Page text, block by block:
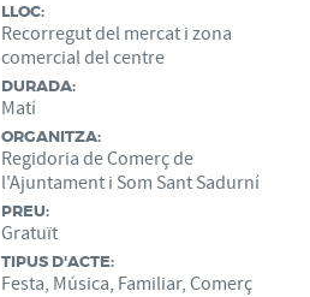
LLOC:
Recorregut del mercat i zona
comercial del centre
DURADA:
Matí
ORGANITZA:
Regidoria de Comerç de
l'Ajuntament i Som Sant Sadurní
PREU:
Gratuït
TIPUS D'ACTE:
Festa, Música, Familiar, Comerç